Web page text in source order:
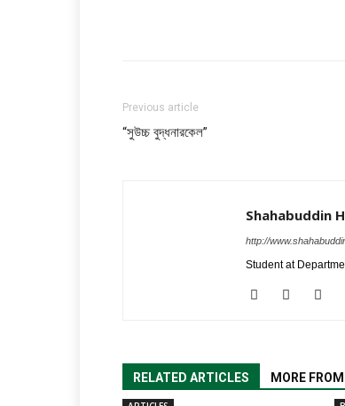
Previous article
“সুউচ্চ বুদ্ধনারকেল”
Shahabuddin
http://
Student at
RELATED ARTICLES MORE